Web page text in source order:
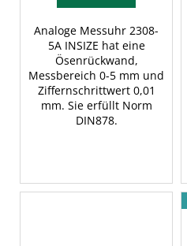
Analoge Messuhr 2308-
5A INSIZE hat eine
Ösenrückwand,
Messbereich 0-5 mm und
Ziffernschrittwert 0,01
mm. Sie erfüllt Norm
DIN878.